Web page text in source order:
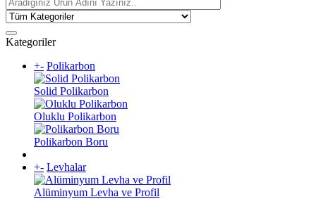
Kategoriler
+- Polikarbon
Solid Polikarbon
Oluklu Polikarbon
Polikarbon Boru
+- Levhalar
Alüminyum Levha ve Profil